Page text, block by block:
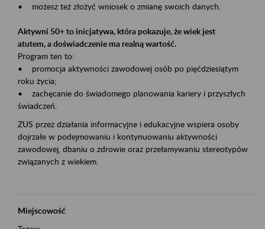
• możesz też złożyć wniosek o zmianę swoich danych.
Aktywni 50+ to inicjatywa, która pokazuje, że wiek jest
atutem, a doświadczenie ma realną wartość.
Program ten to:
• promocja aktywności zawodowej osób po pięćdziesiątym
roku życia;
• zachęcanie do świadomego planowania kariery i przyszłych
świadczeń.
ZUS przez działania informacyjne i edukacyjne wspiera osoby
dojrzałe w podejmowaniu i kontynuowaniu aktywności
zawodowej, dbaniu o zdrowie oraz przełamywaniu stereotypów
związanych z wiekiem.
Miejscowość